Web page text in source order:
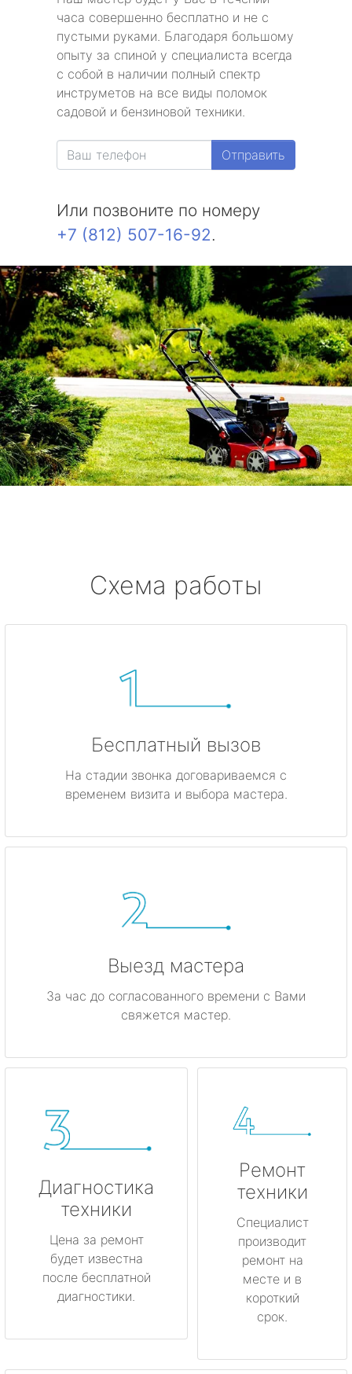
часа совершенно бесплатно и не с
пустыми руками. Благодаря большому
опыту за спиной у специалиста всегда
с собой в наличии полный спектр
инструметов на все виды поломок
садовой и бензиновой техники.
Отправить
Или позвоните по номеру
+7 (812) 507-16-92.
Схема работы
Бесплатный вызов
На стадии звонка договариваемся с
временем визита и выбора мастера.
Выезд мастера
За час до согласованного времени с Вами
свяжется мастер.
Диагностика
техники
Цена за ремонт
будет известна
после бесплатной
диагностики.
Ремонт
техники
Специалист
производит
ремонт на
месте и в
короткий
срок.